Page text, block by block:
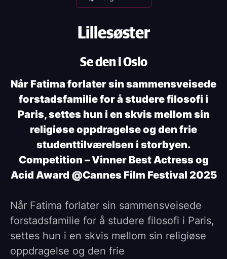
Lillesøster
Se den i Oslo
Når Fatima forlater sin sammensveisede
forstadsfamilie for å studere filosofi i
Paris, settes hun i en skvis mellom sin
religiøse oppdragelse og den frie
studenttilværelsen i storbyen.
Competition – Vinner Best Actress og
Acid Award @Cannes Film Festival 2025
Når Fatima forlater sin sammensveisede
forstadsfamilie for å studere filosofi i Paris,
settes hun i en skvis mellom sin religiøse
oppdragelse og den frie